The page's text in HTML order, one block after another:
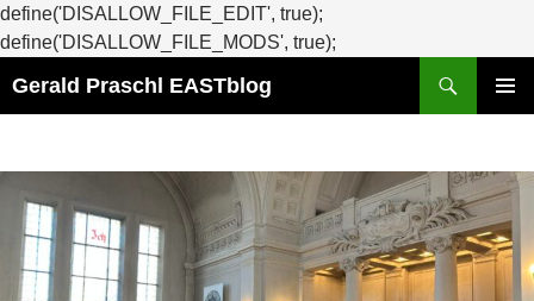
define('DISALLOW_FILE_EDIT', true);
define('DISALLOW_FILE_MODS', true);
Gerald Praschl EASTblog